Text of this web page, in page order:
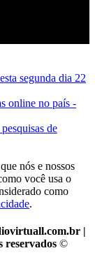
segunda dia 22
online no país -
de
nós e nossos
você usa o
como
.
|
reservados ©